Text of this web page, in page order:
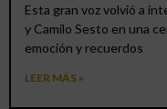
Esta gran voz volvió a
y Camilo Sesto en una
emoción y recuerdos
LEER MÁS »